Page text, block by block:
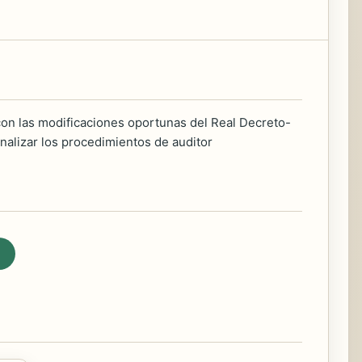
las modificaciones oportunas del Real Decreto-
los procedimientos de auditor